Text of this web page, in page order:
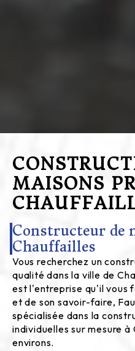
MAISONS
Constructeur de
Chauffailles
Vous recherchez un
qualité dans la ville de
est l'entreprise qu'il vous
et de son savoir-faire,
spécialisée dans la
individuelles sur mesure
environs.